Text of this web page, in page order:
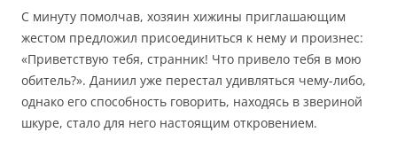
С минуту помолчав, хозяин хижины приглашающим
жестом предложил присоединиться к нему и произнес:
«Приветствую тебя, странник! Что привело тебя в мою
обитель?». Даниил уже перестал удивляться чему-либо,
однако его способность говорить, находясь в звериной
шкуре, стало для него настоящим откровением.